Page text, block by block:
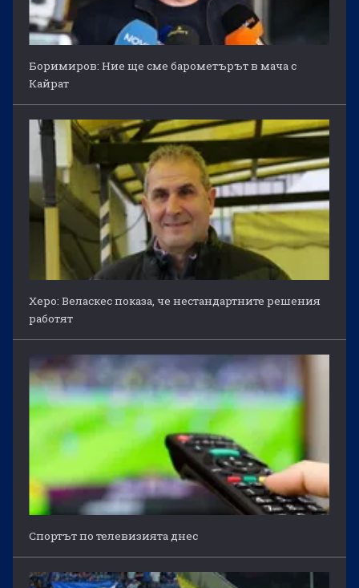
Боримиров: Ние ще сме барометърът в мача с
Кайрат
Херо: Веласкес показа, че нестандартните решения
работят
Спортът по телевизията днес